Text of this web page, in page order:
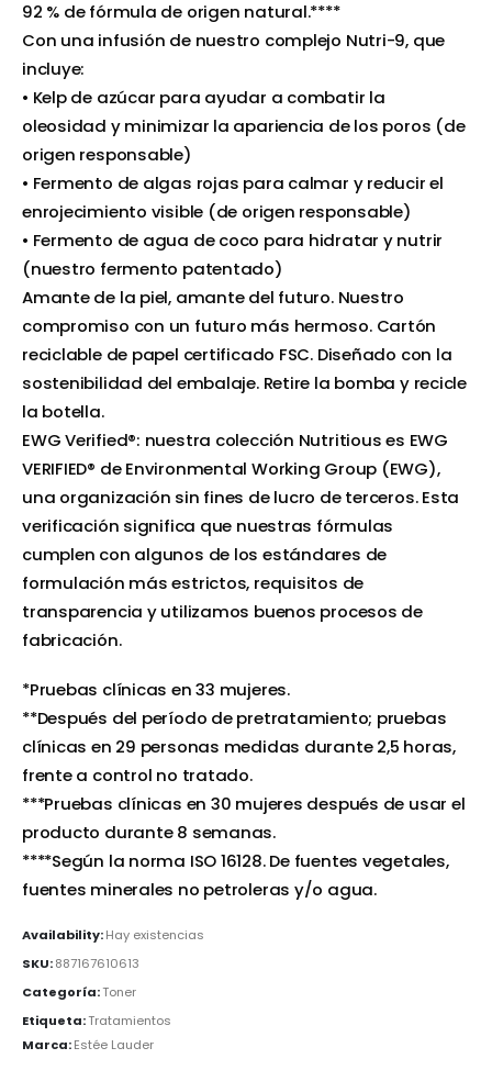
92 % de fórmula de origen natural.****
Con una infusión de nuestro complejo Nutri-9, que
incluye:
• Kelp de azúcar para ayudar a combatir la
oleosidad y minimizar la apariencia de los poros (de
origen responsable)
• Fermento de algas rojas para calmar y reducir el
enrojecimiento visible (de origen responsable)
• Fermento de agua de coco para hidratar y nutrir
(nuestro fermento patentado)
Amante de la piel, amante del futuro. Nuestro
compromiso con un futuro más hermoso. Cartón
reciclable de papel certificado FSC. Diseñado con la
sostenibilidad del embalaje. Retire la bomba y recicle
la botella.
EWG Verified®: nuestra colección Nutritious es EWG
VERIFIED® de Environmental Working Group (EWG),
una organización sin fines de lucro de terceros. Esta
verificación significa que nuestras fórmulas
cumplen con algunos de los estándares de
formulación más estrictos, requisitos de
transparencia y utilizamos buenos procesos de
fabricación.
*Pruebas clínicas en 33 mujeres.
**Después del período de pretratamiento; pruebas
clínicas en 29 personas medidas durante 2,5 horas,
frente a control no tratado.
***Pruebas clínicas en 30 mujeres después de usar el
producto durante 8 semanas.
****Según la norma ISO 16128. De fuentes vegetales,
fuentes minerales no petroleras y/o agua.
Availability:Hay existencias
SKU:887167610613
Categoría:Toner
Etiqueta:Tratamientos
Marca:Estée Lauder